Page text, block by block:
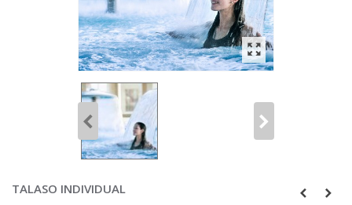
TALASO INDIVIDUAL